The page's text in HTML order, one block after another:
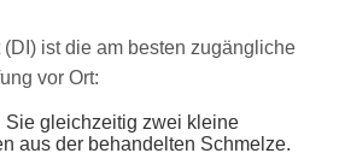
(DI) ist die am besten zugängliche
vor Ort:
Sie gleichzeitig zwei kleine
aus der behandelten Schmelze.